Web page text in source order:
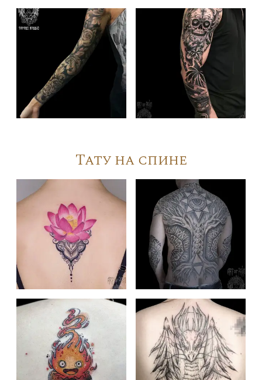
Тату на спине